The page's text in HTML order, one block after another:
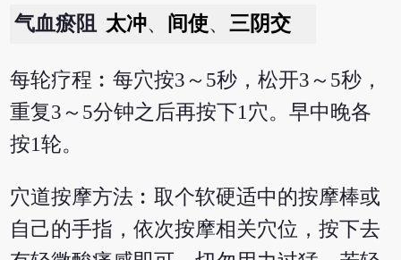
气血瘀阻 太冲、 间使、三阴交
每轮疗程︰每穴按3～5秒，松开3～5秒，
重复3～5分钟之后再按下1穴。早中晚各
按1轮。
穴道按摩方法︰取个软硬适中的按摩棒或
自己的手指，依次按摩相关穴位，按下去